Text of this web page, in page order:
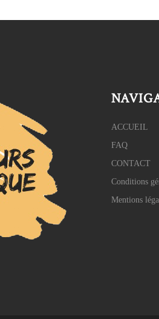
ACCUEIL
FAQ
CONTACT
Conditions
Mentions